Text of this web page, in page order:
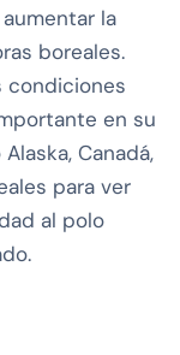
la
boreales.
condiciones
en su
Canadá,
para ver
al polo